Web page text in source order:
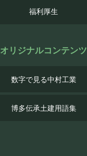
福利厚生
オリジナルコンテンツ
数字で見る中村工業
博多伝承土建用語集